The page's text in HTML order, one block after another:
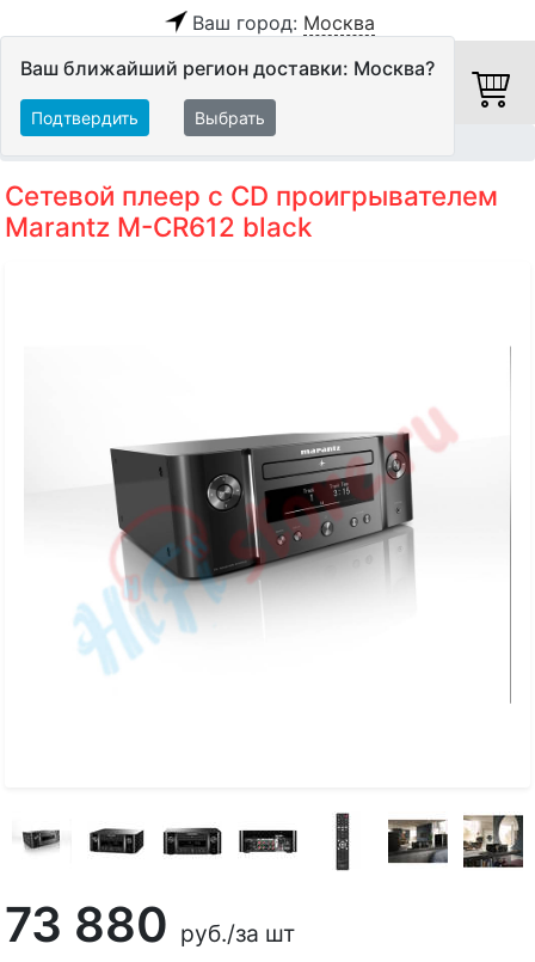
Ваш город: Москва
Ваш ближайший регион доставки: Москва?
Подтвердить Выбрать
Сетевой плеер c CD проигрывателем
Marantz M-CR612 black
73 880 руб./за шт